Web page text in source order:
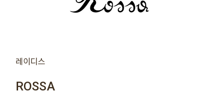
레이디스
ROSSA